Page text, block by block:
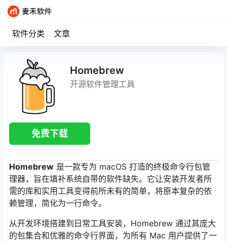
软件分类 文章
Homebrew
开源软件管理工具
免费下载
Homebrew 是一款专为 macOS 打造的终极命令行包管
理器，旨在填补系统自带的软件缺失。它让安装开发者所
需的库和实用工具变得前所未有的简单，将原本复杂的依
赖管理，简化为一行命令。
从开发环境搭建到日常工具安装，Homebrew 通过其庞大
的包集合和优雅的命令行界面，为所有 Mac 用户提供了一